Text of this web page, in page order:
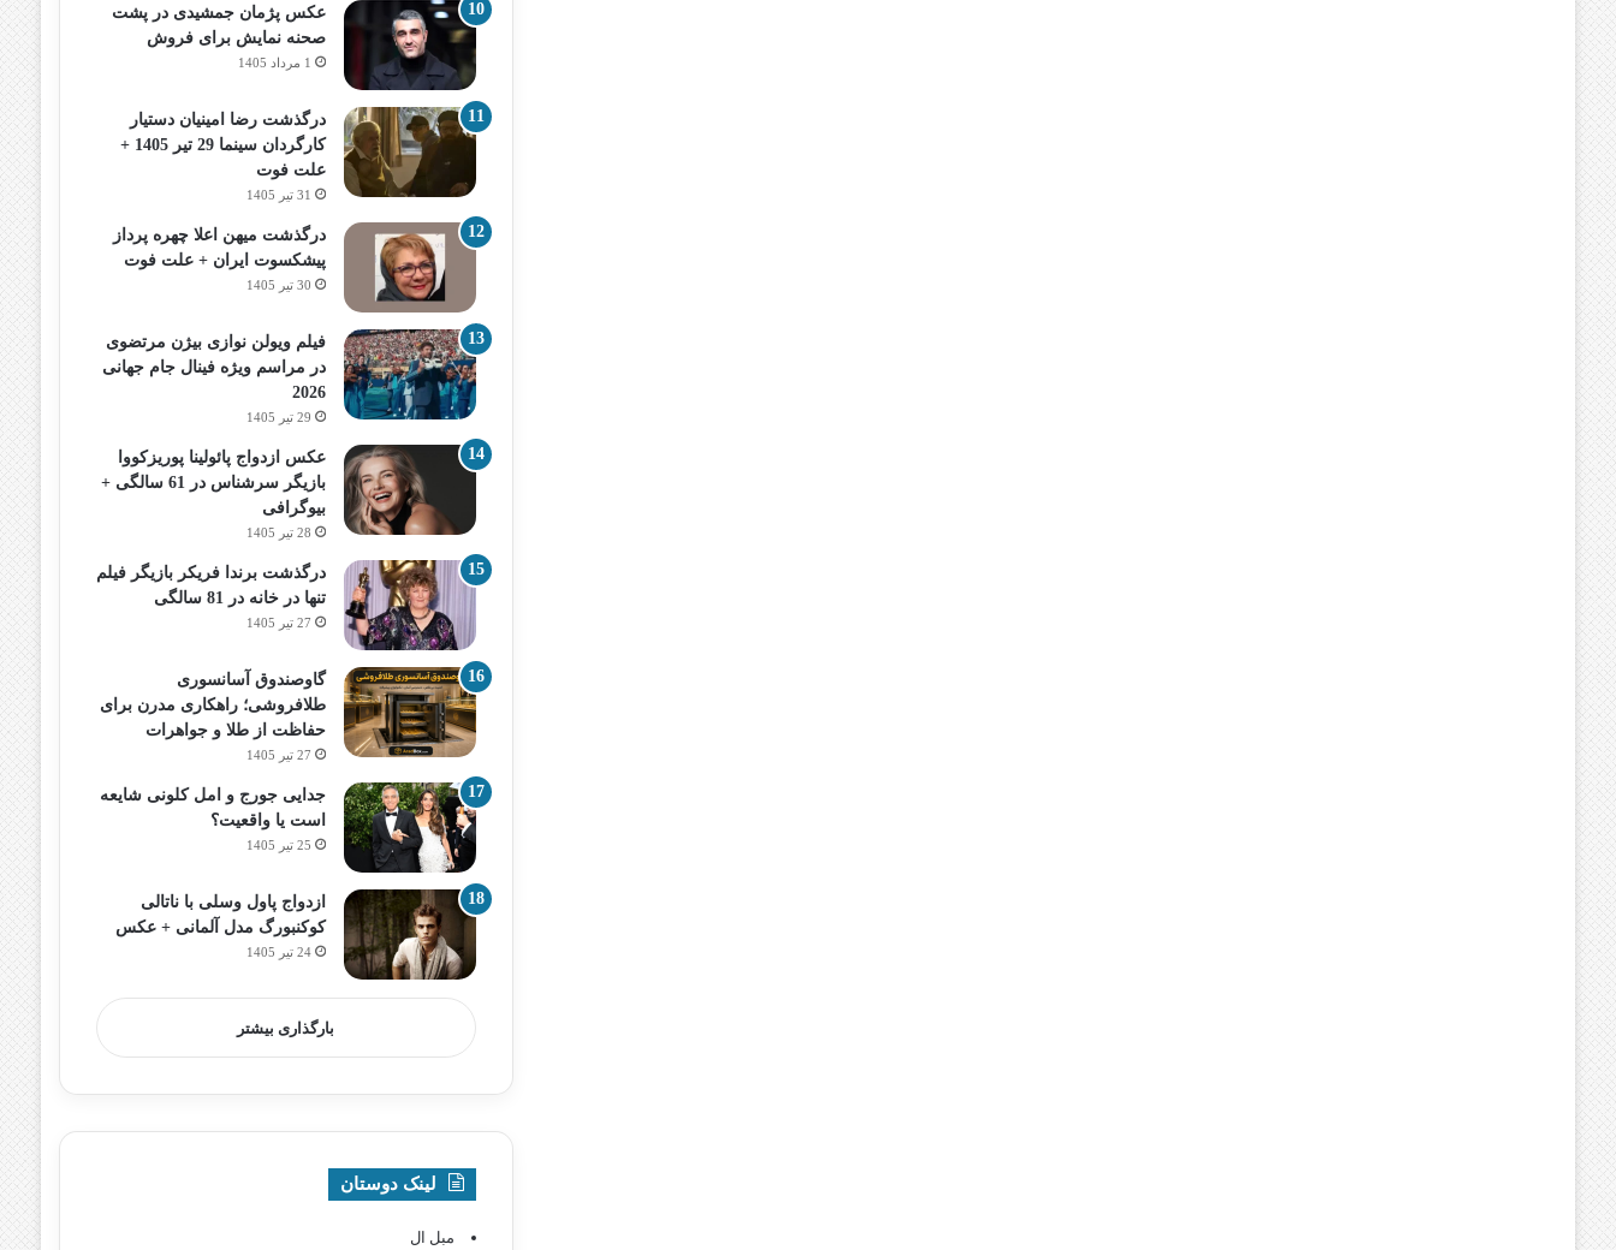
عکس پژمان جمشیدی در پشت
صحنه نمایش برای فروش
1 مرداد 1405
درگذشت رضا امینیان دستیار
کارگردان سینما 29 تیر 1405 +
علت فوت
31 تیر 1405
درگذشت میهن اعلا چهره پرداز
پیشکسوت ایران + علت فوت
30 تیر 1405
فیلم ویولن نوازی بیژن مرتضوی
در مراسم ویژه فینال جام جهانی
2026
29 تیر 1405
عکس ازدواج پائولینا پوریزکووا
بازیگر سرشناس در 61 سالگی +
بیوگرافی
28 تیر 1405
درگذشت برندا فریکر بازیگر فیلم
تنها در خانه در 81 سالگی
27 تیر 1405
گاوصندوق آسانسوری
طلافروشی؛ راهکاری مدرن برای
حفاظت از طلا و جواهرات
27 تیر 1405
جدایی جورج و امل کلونی شایعه
است یا واقعیت؟
25 تیر 1405
ازدواج پاول وسلی با ناتالی
کوکنبورگ مدل آلمانی + عکس
24 تیر 1405
بارگذاری بیشتر
لینک دوستان
مبل ال